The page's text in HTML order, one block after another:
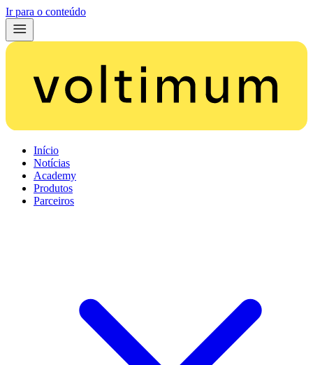
Ir para o conteúdo
Início
Notícias
Academy
Produtos
Parceiros